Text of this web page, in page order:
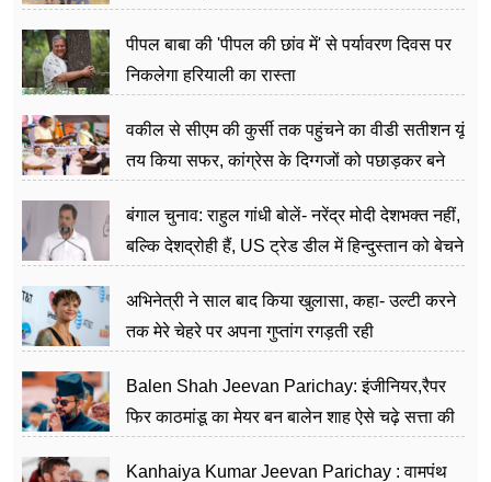
पीपल बाबा की 'पीपल की छांव में' से पर्यावरण दिवस पर
निकलेगा हरियाली का रास्ता
वकील से सीएम की कुर्सी तक पहुंचने का वीडी सतीशन यूं
तय किया सफर, कांग्रेस के दिग्गजों को पछाड़कर बने
बंगाल चुनाव: राहुल गांधी बोलें- नरेंद्र मोदी देशभक्त नहीं,
बल्कि देशद्रोही हैं, US ट्रेड डील में हिन्दुस्तान को बेचने
अभिनेत्री ने साल बाद किया खुलासा, कहा- उल्टी करने
तक मेरे चेहरे पर अपना गुप्तांग रगड़ती रही
Balen Shah Jeevan Parichay: इंजीनियर,रैपर
फिर काठमांडू का मेयर बन बालेन शाह ऐसे चढ़े सत्ता की
Kanhaiya Kumar Jeevan Parichay : वामपंथ